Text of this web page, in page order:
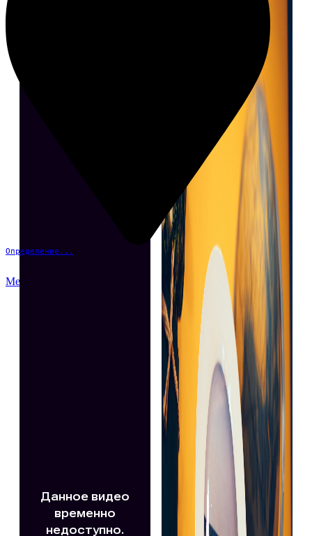
Определение...
Меню